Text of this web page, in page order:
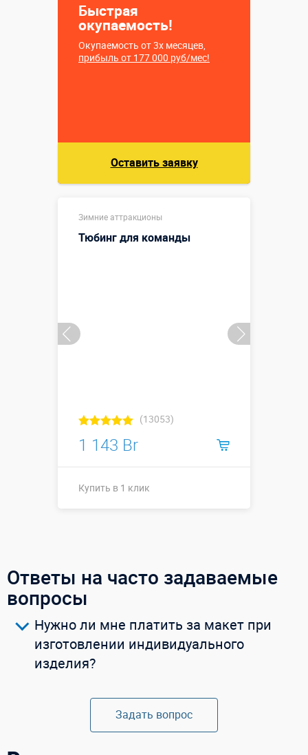
Быстрая
окупаемость!
Окупаемость от 3х месяцев,
прибыль от 177 000 руб/мес!
Оставить заявку
Зимние аттракционы
Тюбинг для команды
(13053)
1 143 Br
Купить в 1 клик
Ответы на часто задаваемые
вопросы
Нужно ли мне платить за макет при
изготовлении индивидуального
изделия?
Задать вопрос